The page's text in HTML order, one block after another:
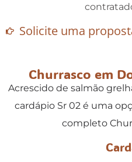
Solicite uma
Churrasco em
Acrescido de salmão
cardápio Sr 02 é uma
completo